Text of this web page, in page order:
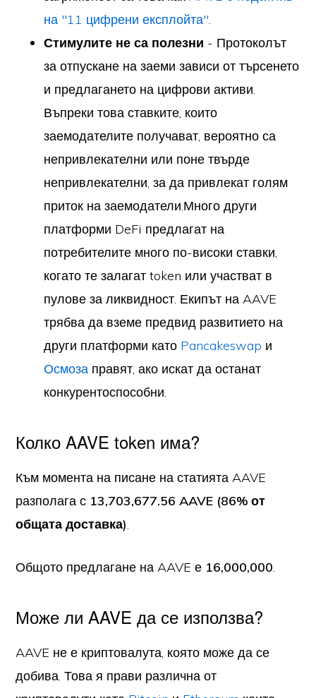
на "11 цифрени експлойта".
Стимулите не са полезни - Протоколът
за отпускане на заеми зависи от търсенето
и предлагането на цифрови активи.
Въпреки това ставките, които
заемодателите получават, вероятно са
непривлекателни или поне твърде
непривлекателни, за да привлекат голям
приток на заемодатели.Много други
платформи DeFi предлагат на
потребителите много по-високи ставки,
когато те залагат token или участват в
пулове за ликвидност. Екипът на AAVE
трябва да вземе предвид развитието на
други платформи като Pancakeswap и
Осмоза правят, ако искат да останат
конкурентоспособни.
Колко AAVE token има?
Към момента на писане на статията AAVE
разполага с 13,703,677.56 AAVE (86% от
общата доставка).
Общото предлагане на AAVE е 16,000,000.
Може ли AAVE да се използва?
AAVE не е криптовалута, която може да се
добива. Това я прави различна от